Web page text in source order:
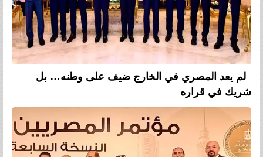
لم يعد المصري في الخارج ضيف على وطنه… بل
شريك في قراره